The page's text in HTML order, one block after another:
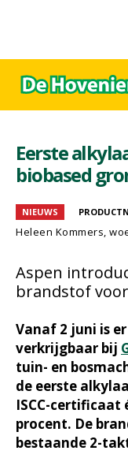
Eerste
biobased
NIEUWS
Heleen Kommers,
Aspen
brandstof
Vanaf 2 juni is
verkrijgbaar bij
tuin- en
de eerste
ISCC-certificaat
procent. De
bestaande 2-